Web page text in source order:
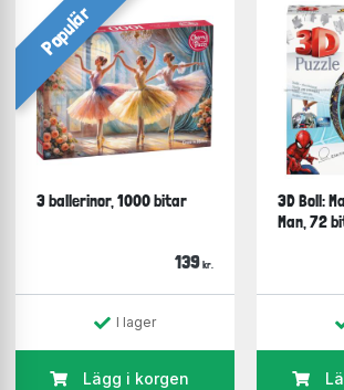
Populär
3 ballerinor, 1000 bitar
139 kr.
I lager
Lägg i korgen
3D Boll:
Man, 72